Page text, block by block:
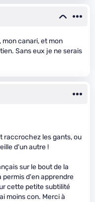
mon canari, et mon
Sans eux je ne serais
raccrochez les gants, ou
d'un autre !
sur le bout de la
permis d'en apprendre
cette petite subtilité
moins con. Merci à